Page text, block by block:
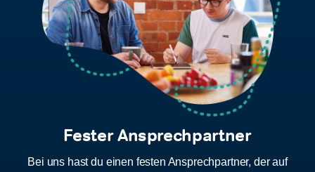
Fester Ansprechpartner
Bei uns hast du einen festen Ansprechpartner, der auf